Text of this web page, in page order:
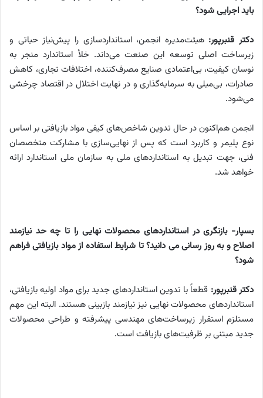
باید اجرایی شود؟
دکتر قنبرپور:هیئت‌مدیره انجمن، استانداردسازی را پیش‌نیاز حیاتی و
زیرساخت اصلی توسعه این صنعت می‌داند. خلأ استاندارد منجر به
نوسان کیفیت، بی‌اعتمادی صنایع مصرف‌کننده، اختلافات تجاری، کاهش
صادرات، بی‌میلی به سرمایه‌گذاری و در نهایت اختلال در اقتصاد چرخشی
می‌شود.
انجمن هم‌اکنون در حال تدوین شاخص‌های کیفی مواد بازیافتی بر اساس
نوع پلیمر و کاربرد است که پس از نهایی‌سازی با مشارکت متخصصان
فنی، جهت تبدیل به استانداردهای ملی به سازمان ملی استاندارد ارائه
خواهد شد.
بسپار- بازنگری در استانداردهای محصولات نهایی را تا چه حد نیازمند
اصلاح و به روز رسانی می دانید؟ تا شرایط استفاده از مواد بازیافتی فراهم
شود؟
دکتر قنبرپور: قطعاً با تدوین استانداردهای جدید برای مواد اولیه بازیافتی،
استانداردهای محصولات نهایی نیز نیازمند بازبینی هستند. البته این مهم
مستلزم استقرار زیرساخت‌های مهندسی پیشرفته و طراحی محصولات
جدید مبتنی بر ظرفیت‌های بازیافت است.